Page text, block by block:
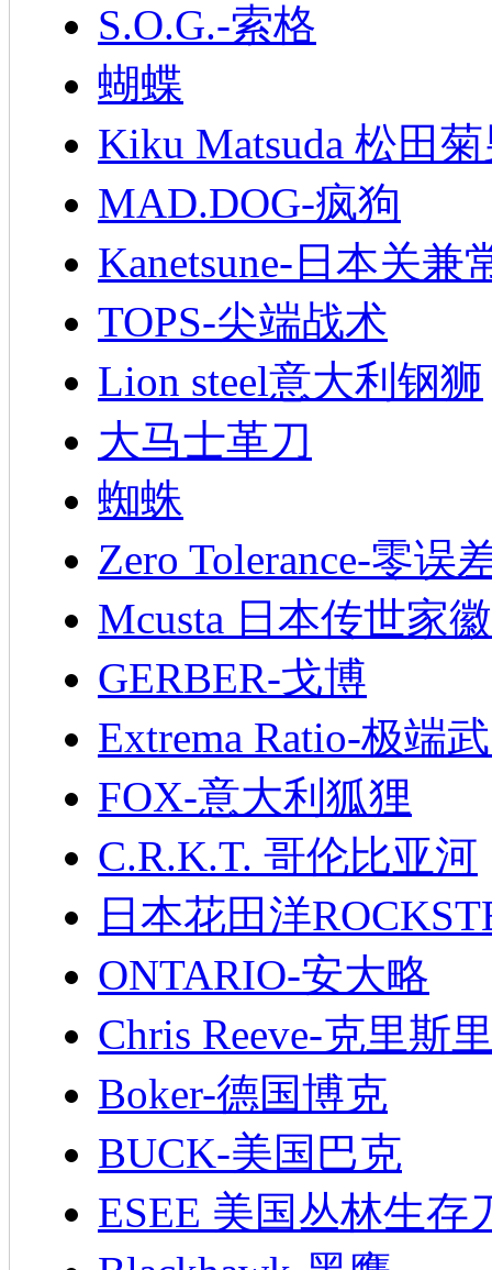
S.O.G.-索格
蝴蝶
Kiku Matsuda 松田
MAD.DOG-疯狗
Kanetsune-日本关兼
TOPS-尖端战术
Lion steel意大利钢狮
大马士革刀
蜘蛛
Zero Tolerance-零误
Mcusta 日本传世家徽
GERBER-戈博
Extrema Ratio-极端
FOX-意大利狐狸
C.R.K.T. 哥伦比亚河
日本花田洋
ONTARIO-安大略
Chris Reeve-克里斯
Boker-德国博克
BUCK-美国巴克
ESEE 美国丛林生存